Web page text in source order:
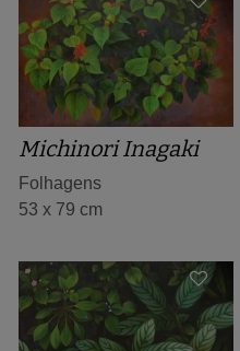
Michinori Inagaki
Folhagens
53 x 79 cm